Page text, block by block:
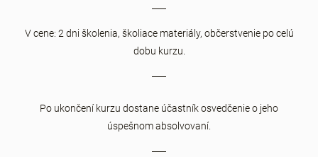
V cene: 2 dni školenia, školiace materiály, občerstvenie po celú
dobu kurzu.
Po ukončení kurzu dostane účastník osvedčenie o jeho
úspešnom absolvovaní.